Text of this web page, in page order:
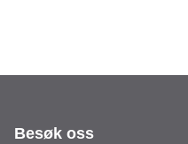
Besøk oss